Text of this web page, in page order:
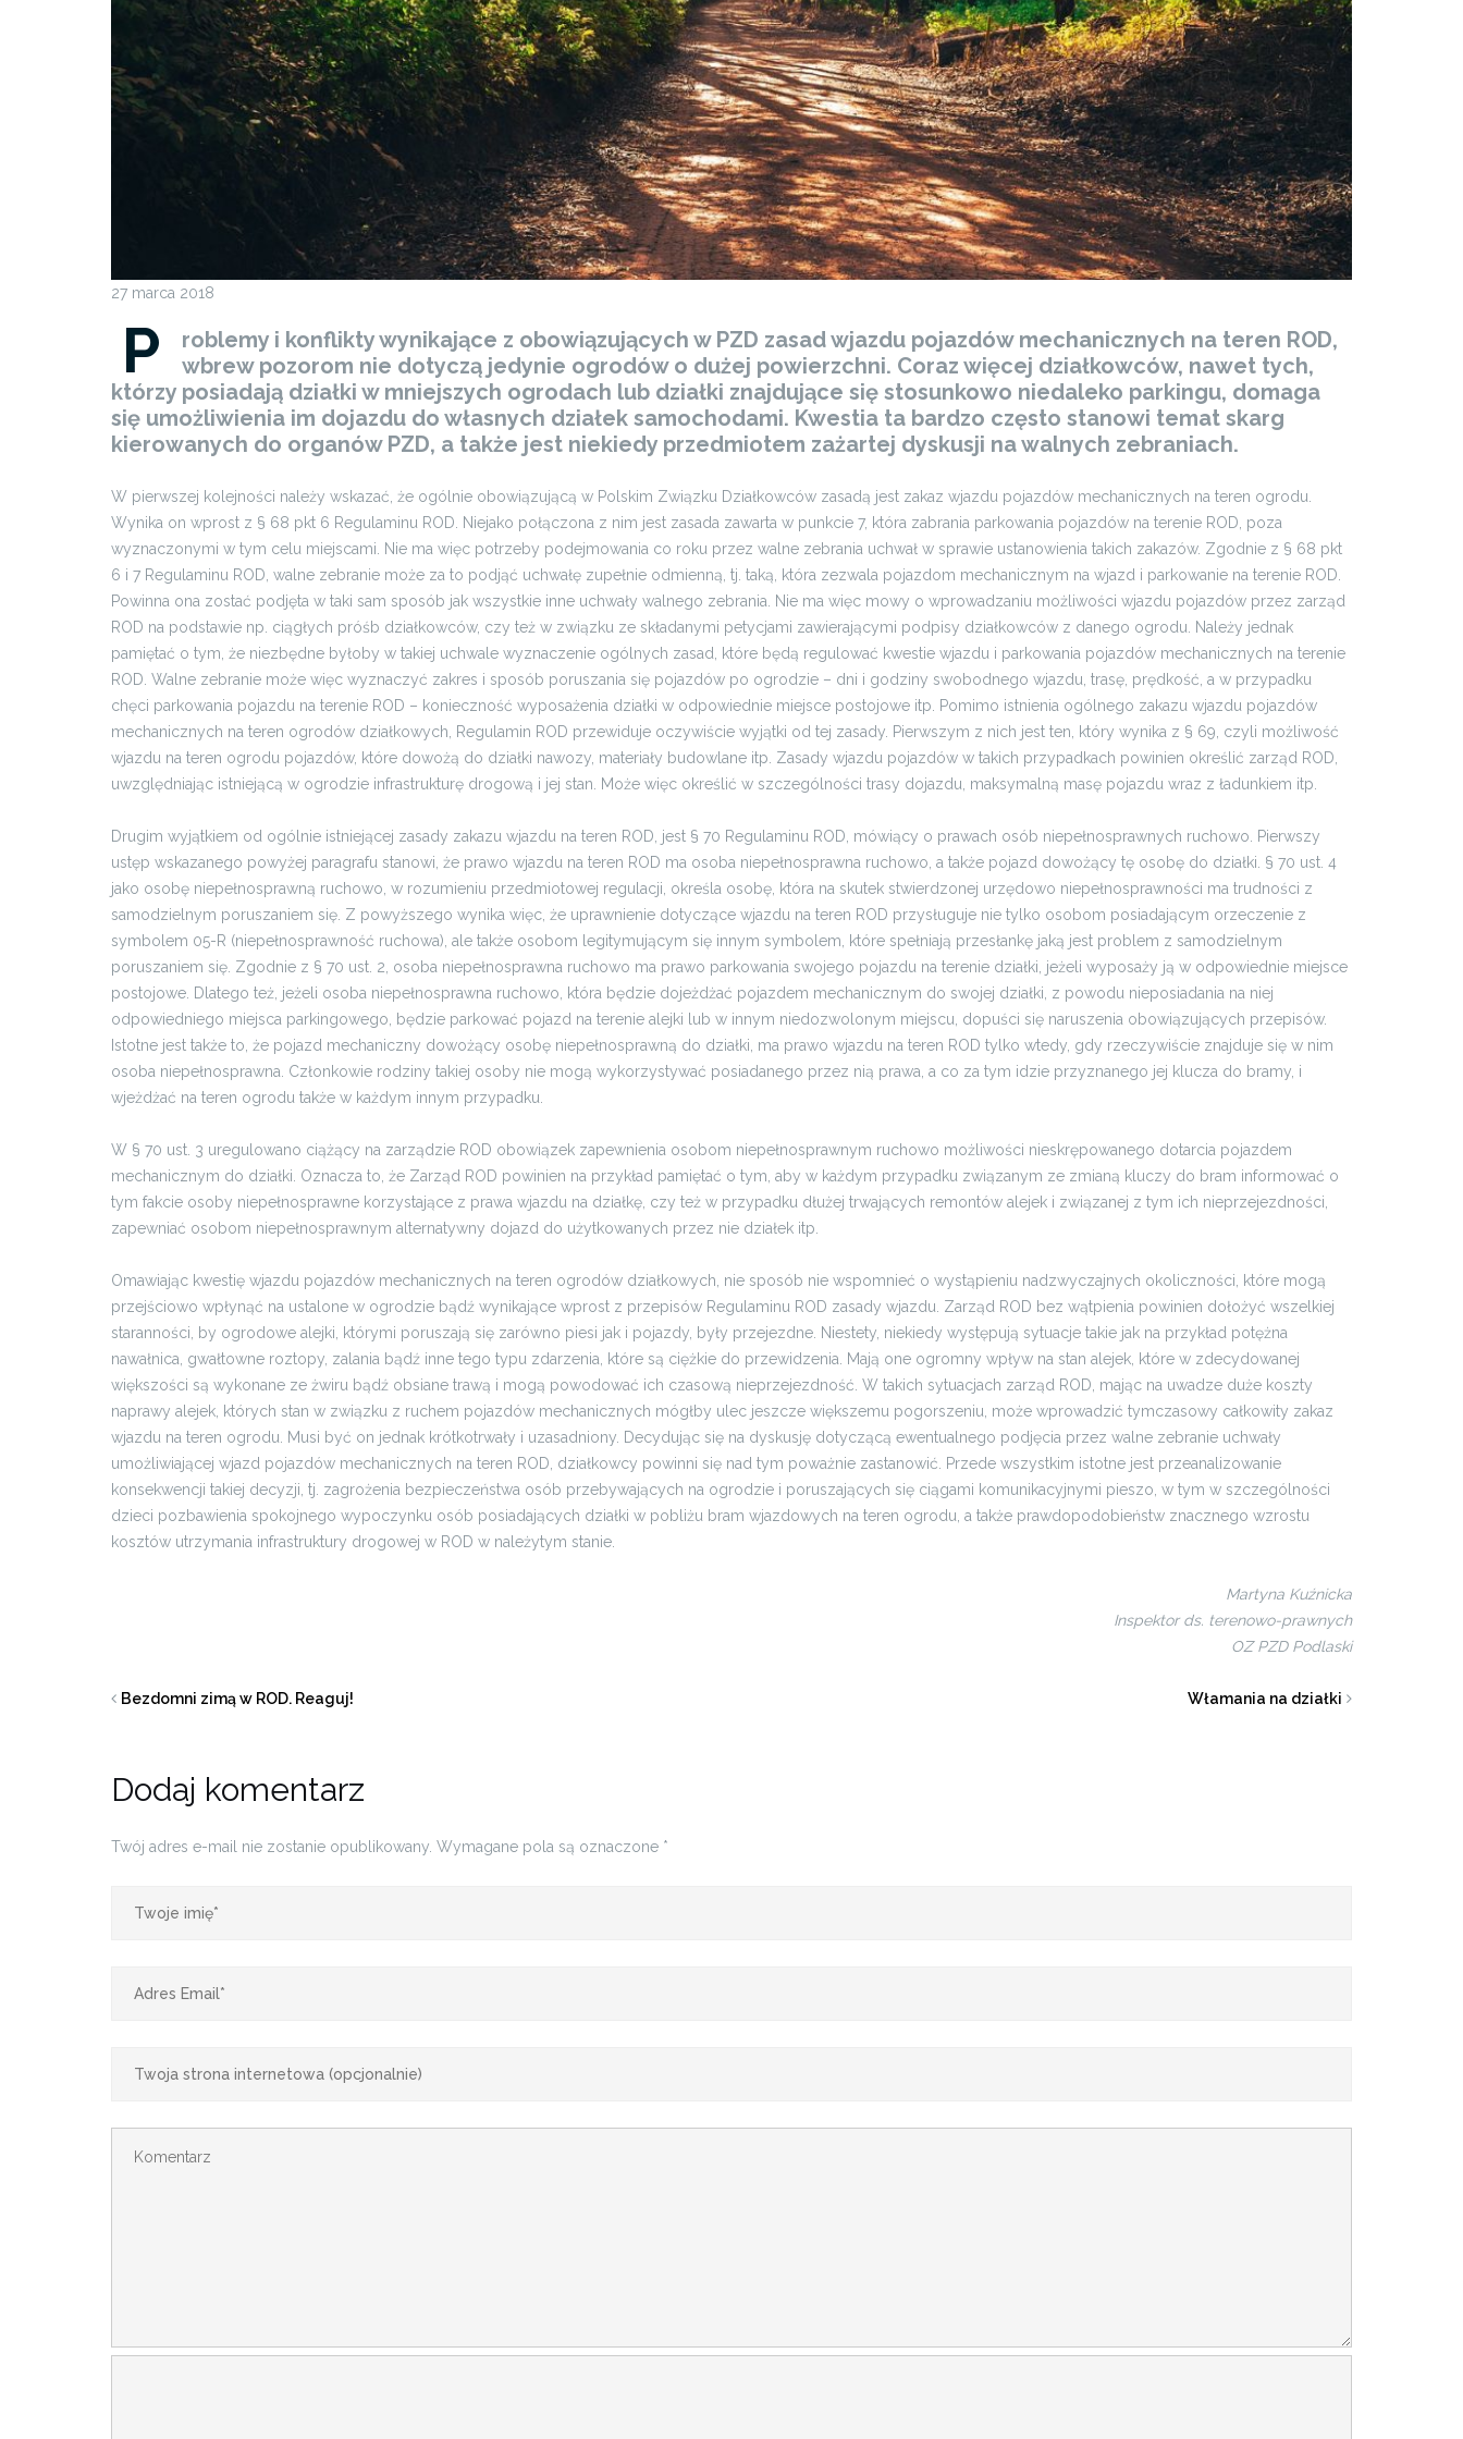
27 marca 2018
P
roblemy i konflikty wynikające z obowiązujących w PZD zasad wjazdu pojazdów mechanicznych na teren ROD,
wbrew pozorom nie dotyczą jedynie ogrodów o dużej powierzchni. Coraz więcej działkowców, nawet tych,
którzy posiadają działki w mniejszych ogrodach lub działki znajdujące się stosunkowo niedaleko parkingu, domaga
się umożliwienia im dojazdu do własnych działek samochodami. Kwestia ta bardzo często stanowi temat skarg
kierowanych do organów PZD, a także jest niekiedy przedmiotem zażartej dyskusji na walnych zebraniach.
W pierwszej kolejności należy wskazać, że ogólnie obowiązującą w Polskim Związku Działkowców zasadą jest zakaz wjazdu pojazdów mechanicznych na teren ogrodu.
Wynika on wprost z § 68 pkt 6 Regulaminu ROD. Niejako połączona z nim jest zasada zawarta w punkcie 7, która zabrania parkowania pojazdów na terenie ROD, poza
wyznaczonymi w tym celu miejscami. Nie ma więc potrzeby podejmowania co roku przez walne zebrania uchwał w sprawie ustanowienia takich zakazów. Zgodnie z § 68 pkt
6 i 7 Regulaminu ROD, walne zebranie może za to podjąć uchwałę zupełnie odmienną, tj. taką, która zezwala pojazdom mechanicznym na wjazd i parkowanie na terenie ROD.
Powinna ona zostać podjęta w taki sam sposób jak wszystkie inne uchwały walnego zebrania. Nie ma więc mowy o wprowadzaniu możliwości wjazdu pojazdów przez zarząd
ROD na podstawie np. ciągłych próśb działkowców, czy też w związku ze składanymi petycjami zawierającymi podpisy działkowców z danego ogrodu. Należy jednak
pamiętać o tym, że niezbędne byłoby w takiej uchwale wyznaczenie ogólnych zasad, które będą regulować kwestie wjazdu i parkowania pojazdów mechanicznych na terenie
ROD. Walne zebranie może więc wyznaczyć zakres i sposób poruszania się pojazdów po ogrodzie – dni i godziny swobodnego wjazdu, trasę, prędkość, a w przypadku
chęci parkowania pojazdu na terenie ROD – konieczność wyposażenia działki w odpowiednie miejsce postojowe itp. Pomimo istnienia ogólnego zakazu wjazdu pojazdów
mechanicznych na teren ogrodów działkowych, Regulamin ROD przewiduje oczywiście wyjątki od tej zasady. Pierwszym z nich jest ten, który wynika z § 69, czyli możliwość
wjazdu na teren ogrodu pojazdów, które dowożą do działki nawozy, materiały budowlane itp. Zasady wjazdu pojazdów w takich przypadkach powinien określić zarząd ROD,
uwzględniając istniejącą w ogrodzie infrastrukturę drogową i jej stan. Może więc określić w szczególności trasy dojazdu, maksymalną masę pojazdu wraz z ładunkiem itp.
Drugim wyjątkiem od ogólnie istniejącej zasady zakazu wjazdu na teren ROD, jest § 70 Regulaminu ROD, mówiący o prawach osób niepełnosprawnych ruchowo. Pierwszy
ustęp wskazanego powyżej paragrafu stanowi, że prawo wjazdu na teren ROD ma osoba niepełnosprawna ruchowo, a także pojazd dowożący tę osobę do działki. § 70 ust. 4
jako osobę niepełnosprawną ruchowo, w rozumieniu przedmiotowej regulacji, określa osobę, która na skutek stwierdzonej urzędowo niepełnosprawności ma trudności z
samodzielnym poruszaniem się. Z powyższego wynika więc, że uprawnienie dotyczące wjazdu na teren ROD przysługuje nie tylko osobom posiadającym orzeczenie z
symbolem 05-R (niepełnosprawność ruchowa), ale także osobom legitymującym się innym symbolem, które spełniają przesłankę jaką jest problem z samodzielnym
poruszaniem się. Zgodnie z § 70 ust. 2, osoba niepełnosprawna ruchowo ma prawo parkowania swojego pojazdu na terenie działki, jeżeli wyposaży ją w odpowiednie miejsce
postojowe. Dlatego też, jeżeli osoba niepełnosprawna ruchowo, która będzie dojeżdżać pojazdem mechanicznym do swojej działki, z powodu nieposiadania na niej
odpowiedniego miejsca parkingowego, będzie parkować pojazd na terenie alejki lub w innym niedozwolonym miejscu, dopuści się naruszenia obowiązujących przepisów.
Istotne jest także to, że pojazd mechaniczny dowożący osobę niepełnosprawną do działki, ma prawo wjazdu na teren ROD tylko wtedy, gdy rzeczywiście znajduje się w nim
osoba niepełnosprawna. Członkowie rodziny takiej osoby nie mogą wykorzystywać posiadanego przez nią prawa, a co za tym idzie przyznanego jej klucza do bramy, i
wjeżdżać na teren ogrodu także w każdym innym przypadku.
W § 70 ust. 3 uregulowano ciążący na zarządzie ROD obowiązek zapewnienia osobom niepełnosprawnym ruchowo możliwości nieskrępowanego dotarcia pojazdem
mechanicznym do działki. Oznacza to, że Zarząd ROD powinien na przykład pamiętać o tym, aby w każdym przypadku związanym ze zmianą kluczy do bram informować o
tym fakcie osoby niepełnosprawne korzystające z prawa wjazdu na działkę, czy też w przypadku dłużej trwających remontów alejek i związanej z tym ich nieprzejezdności,
zapewniać osobom niepełnosprawnym alternatywny dojazd do użytkowanych przez nie działek itp.
Omawiając kwestię wjazdu pojazdów mechanicznych na teren ogrodów działkowych, nie sposób nie wspomnieć o wystąpieniu nadzwyczajnych okoliczności, które mogą
przejściowo wpłynąć na ustalone w ogrodzie bądź wynikające wprost z przepisów Regulaminu ROD zasady wjazdu. Zarząd ROD bez wątpienia powinien dołożyć wszelkiej
staranności, by ogrodowe alejki, którymi poruszają się zarówno piesi jak i pojazdy, były przejezdne. Niestety, niekiedy występują sytuacje takie jak na przykład potężna
nawałnica, gwałtowne roztopy, zalania bądź inne tego typu zdarzenia, które są ciężkie do przewidzenia. Mają one ogromny wpływ na stan alejek, które w zdecydowanej
większości są wykonane ze żwiru bądź obsiane trawą i mogą powodować ich czasową nieprzejezdność. W takich sytuacjach zarząd ROD, mając na uwadze duże koszty
naprawy alejek, których stan w związku z ruchem pojazdów mechanicznych mógłby ulec jeszcze większemu pogorszeniu, może wprowadzić tymczasowy całkowity zakaz
wjazdu na teren ogrodu. Musi być on jednak krótkotrwały i uzasadniony. Decydując się na dyskusję dotyczącą ewentualnego podjęcia przez walne zebranie uchwały
umożliwiającej wjazd pojazdów mechanicznych na teren ROD, działkowcy powinni się nad tym poważnie zastanowić. Przede wszystkim istotne jest przeanalizowanie
konsekwencji takiej decyzji, tj. zagrożenia bezpieczeństwa osób przebywających na ogrodzie i poruszających się ciągami komunikacyjnymi pieszo, w tym w szczególności
dzieci pozbawienia spokojnego wypoczynku osób posiadających działki w pobliżu bram wjazdowych na teren ogrodu, a także prawdopodobieństw znacznego wzrostu
kosztów utrzymania infrastruktury drogowej w ROD w należytym stanie.
Martyna Kuźnicka
Inspektor ds. terenowo-prawnych
OZ PZD Podlaski
Bezdomni zimą w ROD. Reaguj! Włamania na działki
Dodaj komentarz
Twój adres e-mail nie zostanie opublikowany. Wymagane pola są oznaczone *